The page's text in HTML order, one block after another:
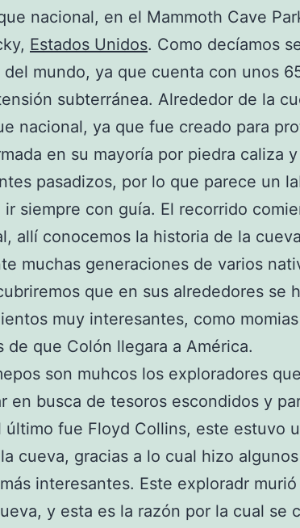
nacional, en el Mammoth Cave
Estados Unidos. Como decíamos
del mundo, ya que cuenta con unos
subterránea. Alrededor de la
nacional, ya que fue creado para
en su mayoría por piedra caliza
pasadizos, por lo que parece un
siempre con guía. El recorrido
allí conocemos la historia de la
muchas generaciones de varios
que en sus alrededores se
muy interesantes, como
de que Colón llegara a América.
son muhcos los exploradores
en busca de tesoros escondidos y
último fue Floyd Collins, este estuvo
cueva, gracias a lo cual hizo
interesantes. Este exploradr
y esta es la razón por la cual se